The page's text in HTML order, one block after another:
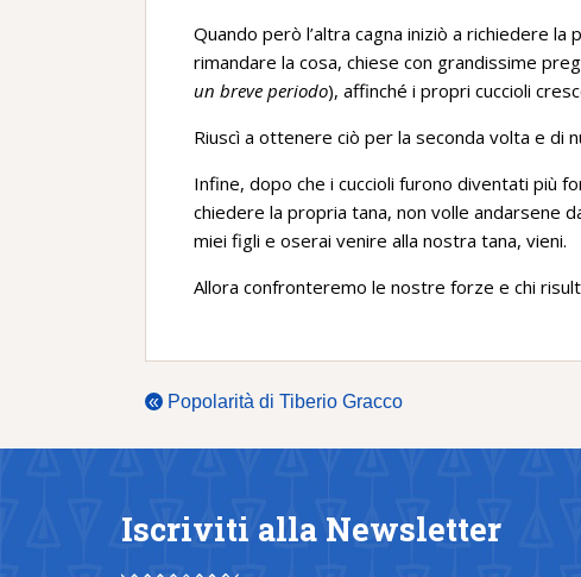
Quando però l’altra cagna iniziò a richiedere
rimandare la cosa, chiese con grandissime
un breve periodo), affinché i propri cuccioli
Riuscì a ottenere ciò per la seconda volta e di
Infine, dopo che i cuccioli furono diventati più
chiedere la propria tana, non volle andarsene
miei figli e oserai venire alla nostra tana, vieni.
Allora confronteremo le nostre forze e chi
« Popolarità di Tiberio Gracco
Iscriviti alla Newsletter